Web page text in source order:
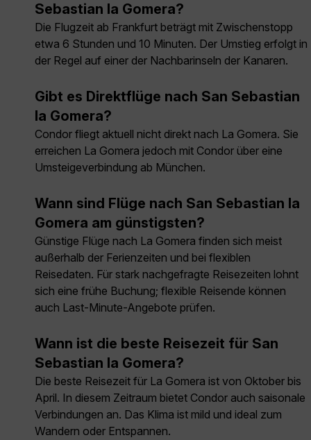
Sebastian la Gomera?
Die Flugzeit ab Frankfurt beträgt mit Zwischenstopp
etwa 6 Stunden und 10 Minuten. Der Umstieg erfolgt in
der Regel auf einer der Nachbarinseln der Kanaren.
Gibt es Direktflüge nach San Sebastian
la Gomera?
Condor fliegt aktuell nicht direkt nach La Gomera. Sie
erreichen La Gomera jedoch mit Condor über eine
Umsteigeverbindung ab München.
Wann sind Flüge nach San Sebastian la
Gomera am günstigsten?
Günstige Flüge nach La Gomera finden sich meist
außerhalb der Ferienzeiten und bei flexiblen
Reisedaten. Für stark nachgefragte Reisezeiten lohnt
sich eine frühe Buchung; flexible Reisende können
auch Last-Minute-Angebote prüfen.
Wann ist die beste Reisezeit für San
Sebastian la Gomera?
Die beste Reisezeit für La Gomera ist von Oktober bis
April. In diesem Zeitraum bietet Condor auch saisonale
Verbindungen an. Das Klima ist mild und ideal zum
Wandern oder Entspannen.